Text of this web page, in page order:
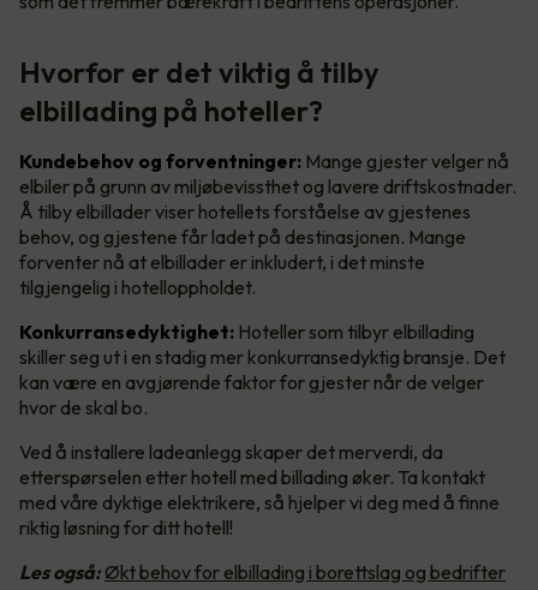
Hvorfor er det viktig å tilby
elbillading på hoteller?
Kundebehov og forventninger: Mange gjester velger nå
elbiler på grunn av miljøbevissthet og lavere driftskostnader.
Å tilby elbillader viser hotellets forståelse av gjestenes
behov, og gjestene får ladet på destinasjonen. Mange
forventer nå at elbillader er inkludert, i det minste
tilgjengelig i hotelloppholdet.
Konkurransedyktighet: Hoteller som tilbyr elbillading
skiller seg ut i en stadig mer konkurransedyktig bransje. Det
kan være en avgjørende faktor for gjester når de velger
hvor de skal bo.
Ved å installere ladeanlegg skaper det merverdi, da
etterspørselen etter hotell med billading øker. Ta kontakt
med våre dyktige elektrikere, så hjelper vi deg med å finne
riktig løsning for ditt hotell!
Les også: Økt behov for elbillading i borettslag og bedrifter